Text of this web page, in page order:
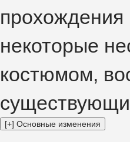
некоторые
костюмом,